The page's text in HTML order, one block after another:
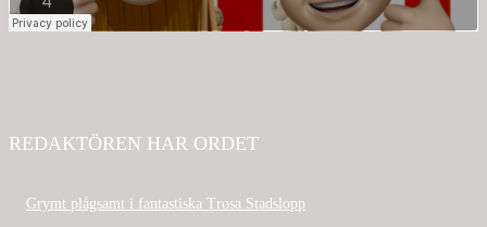
REDAKTÖREN HAR ORDET
Grymt plågsamt i fantastiska Trosa Stadslopp